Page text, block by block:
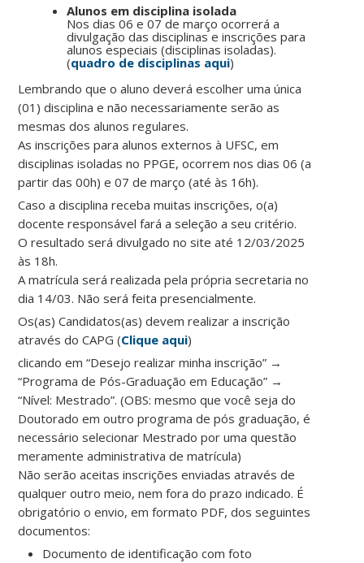
Alunos em disciplina isolada
Nos dias 06 e 07 de março ocorrerá a
divulgação das disciplinas e inscrições para
alunos especiais (disciplinas isoladas).
(quadro de disciplinas aqui)
Lembrando que o aluno deverá escolher uma única
(01) disciplina e não necessariamente serão as
mesmas dos alunos regulares.
As inscrições para alunos externos à UFSC, em
disciplinas isoladas no PPGE, ocorrem nos dias 06 (a
partir das 00h) e 07 de março (até às 16h).
Caso a disciplina receba muitas inscrições, o(a)
docente responsável fará a seleção a seu critério.
O resultado será divulgado no site até 12/03/2025
às 18h.
A matrícula será realizada pela própria secretaria no
dia 14/03. Não será feita presencialmente.
Os(as) Candidatos(as) devem realizar a inscrição
através do CAPG (Clique aqui)
clicando em “Desejo realizar minha inscrição” →
“Programa de Pós-Graduação em Educação” →
“Nível: Mestrado”. (OBS: mesmo que você seja do
Doutorado em outro programa de pós graduação, é
necessário selecionar Mestrado por uma questão
meramente administrativa de matrícula)
Não serão aceitas inscrições enviadas através de
qualquer outro meio, nem fora do prazo indicado. É
obrigatório o envio, em formato PDF, dos seguintes
documentos:
Documento de identificação com foto